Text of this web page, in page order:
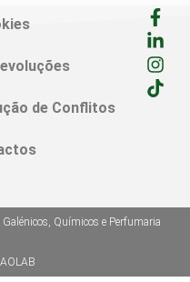
de Conflitos
Químicos e Perfumaria